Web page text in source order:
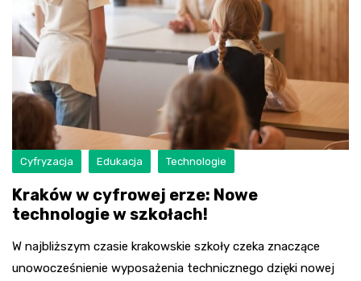
Cyfryzacja Edukacja Technologie
Kraków w cyfrowej erze: Nowe
technologie w szkołach!
W najbliższym czasie krakowskie szkoły czeka znaczące
unowocześnienie wyposażenia technicznego dzięki nowej